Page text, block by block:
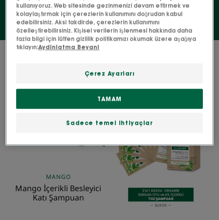
İçerikli
Katı
Şampuan
MANGO
Mango İçerikli Besleyici
Katı Şampuan
Isırgan
İçerikli
kullanıyoruz. Web sitesinde gezinmenizi devam ettirmek ve
kolaylaştırmak için çerezlerin kullanımını doğrudan kabul
edebilirsiniz. Aksi takdirde, çerezlerin kullanımını
özelleştirebilirsiniz. Kişisel verilerin işlenmesi hakkında daha
fazla bilgi için lütfen gizlilik politikamızı okumak üzere aşağıya
tıklayın:Aydinlatma Beyani
Çerez Ayarları
Sadece temel ihtiyaçlar
TAMAM